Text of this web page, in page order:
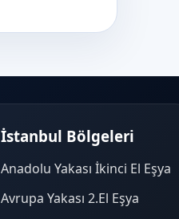
İstanbul Bölgeleri
Anadolu Yakası İkinci El Eşya
Avrupa Yakası 2.El Eşya